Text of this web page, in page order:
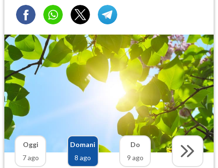
Oggi
7 ago
Domani
8 ago
Do
9 ago